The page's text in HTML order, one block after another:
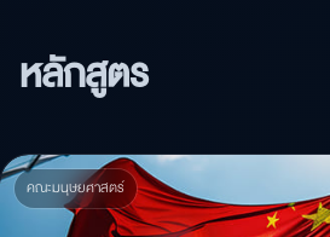
หลักสูตร
คณะมนุษยศาสตร์